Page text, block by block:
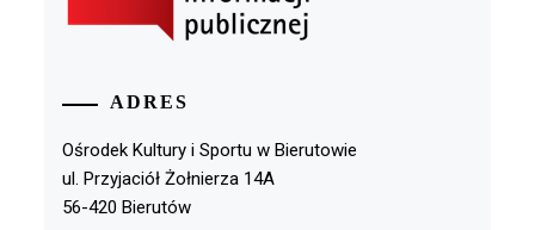
ADRES
Ośrodek Kultury i Sportu w Bierutowie
ul. Przyjaciół Żołnierza 14A
56-420 Bierutów